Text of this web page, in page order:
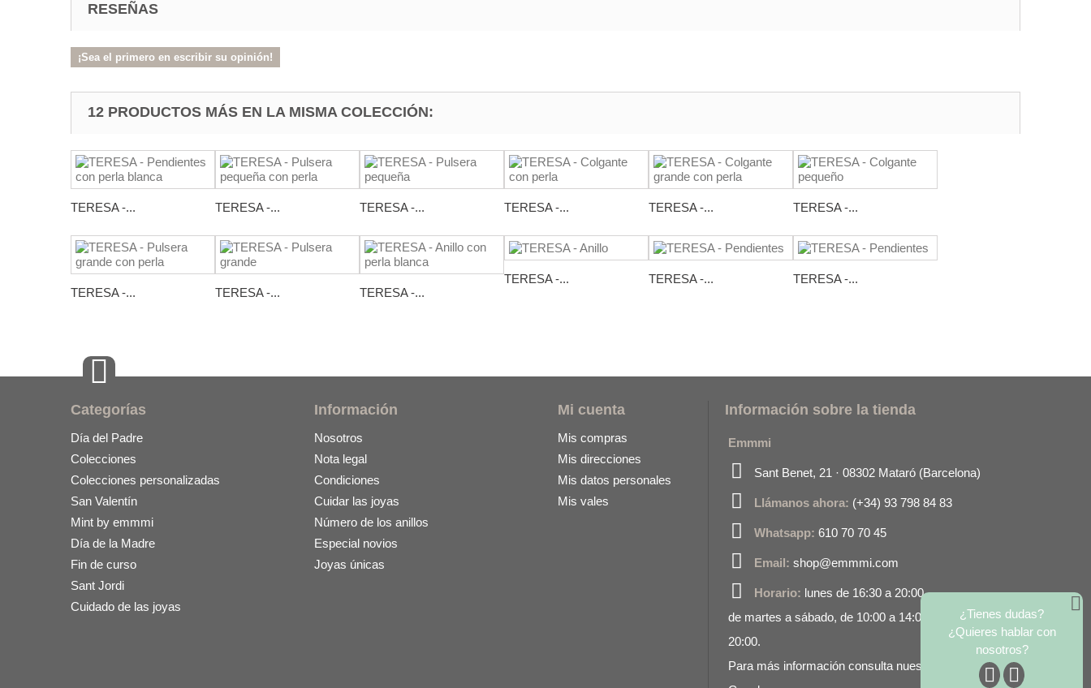
RESEÑAS
¡Sea el primero en escribir su opinión!
12 PRODUCTOS MÁS EN LA MISMA COLECCIÓN:
TERESA -... TERESA -... TERESA -... TERESA -... TERESA -... TERESA -...
TERESA -... TERESA -... TERESA -...
TERESA -... TERESA -... TERESA -...
Categorías
Día del Padre
Colecciones
Colecciones personalizadas
San Valentín
Mint by emmmi
Día de la Madre
Fin de curso
Sant Jordi
Cuidado de las joyas
Información
Nosotros
Nota legal
Condiciones
Cuidar las joyas
Número de los anillos
Especial novios
Joyas únicas
Mi cuenta
Mis compras
Mis direcciones
Mis datos personales
Mis vales
Información sobre la tienda
Emmmi
Sant Benet, 21 · 08302 Mataró (Barcelona)
Llámanos ahora: (+34) 93 798 84 83
Whatsapp: 610 70 70 45
Email: shop@emmmi.com
Horario: lunes de 16:30 a 20:00
de martes a sábado, de 10:00 a 14:00 y de 16:30 a
20:00.
Para más información consulta nuestro horario en
¿Tienes dudas?
¿Quieres hablar con
nosotros?